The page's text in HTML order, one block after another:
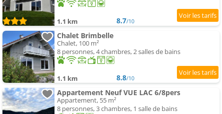
1.1 km 8.7/10
Chalet Brimbelle
Chalet, 100 m²
8 personnes, 4 chambres, 2 salles de bains
1.1 km 8.8/10
Appartement Neuf VUE LAC 6/8pers
Appartement, 55 m²
8 personnes, 3 chambres, 1 salle de bains